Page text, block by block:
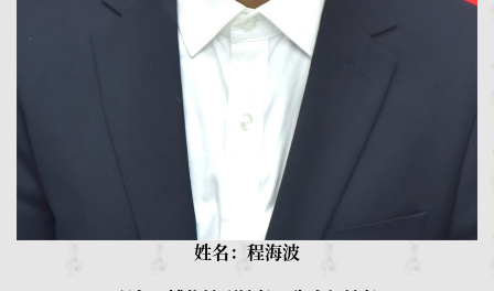
姓名：程海波